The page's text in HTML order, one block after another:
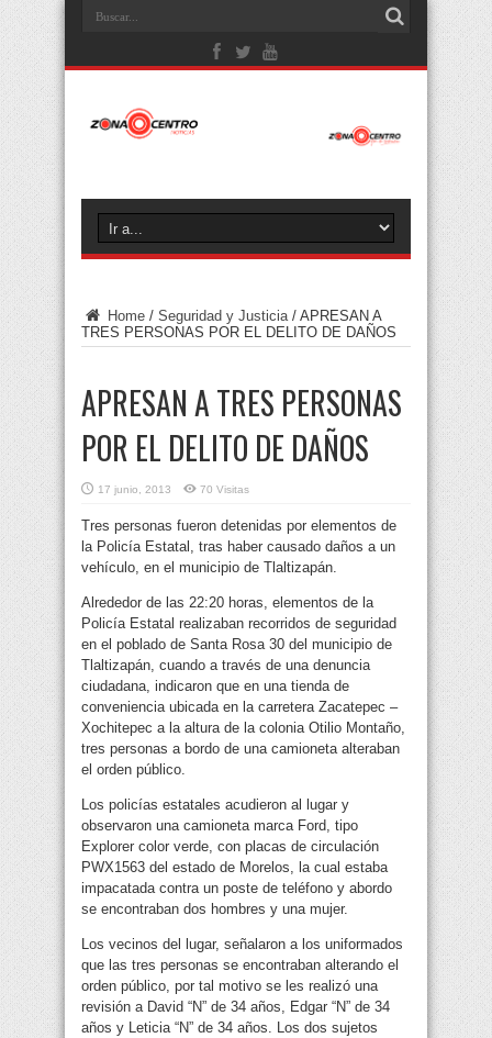
Home / Seguridad y Justicia / APRESAN A
TRES PERSONAS POR EL DELITO DE DAÑOS
APRESAN A TRES PERSONAS
POR EL DELITO DE DAÑOS
17 junio, 2013 70 Visitas
Tres personas fueron detenidas por elementos de
la Policía Estatal, tras haber causado daños a un
vehículo, en el municipio de Tlaltizapán.
Alrededor de las 22:20 horas, elementos de la
Policía Estatal realizaban recorridos de seguridad
en el poblado de Santa Rosa 30 del municipio de
Tlaltizapán, cuando a través de una denuncia
ciudadana, indicaron que en una tienda de
conveniencia ubicada en la carretera Zacatepec –
Xochitepec a la altura de la colonia Otilio Montaño,
tres personas a bordo de una camioneta alteraban
el orden público.
Los policías estatales acudieron al lugar y
observaron una camioneta marca Ford, tipo
Explorer color verde, con placas de circulación
PWX1563 del estado de Morelos, la cual estaba
impacatada contra un poste de teléfono y abordo
se encontraban dos hombres y una mujer.
Los vecinos del lugar, señalaron a los uniformados
que las tres personas se encontraban alterando el
orden público, por tal motivo se les realizó una
revisión a David “N” de 34 años, Edgar “N” de 34
años y Leticia “N” de 34 años. Los dos sujetos